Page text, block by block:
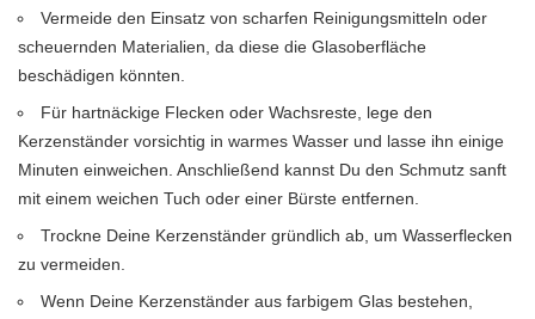
Vermeide den Einsatz von scharfen Reinigungsmitteln oder
scheuernden Materialien, da diese die Glasoberfläche
beschädigen könnten.
Für hartnäckige Flecken oder Wachsreste, lege den
Kerzenständer vorsichtig in warmes Wasser und lasse ihn einige
Minuten einweichen. Anschließend kannst Du den Schmutz sanft
mit einem weichen Tuch oder einer Bürste entfernen.
Trockne Deine Kerzenständer gründlich ab, um Wasserflecken
zu vermeiden.
Wenn Deine Kerzenständer aus farbigem Glas bestehen,